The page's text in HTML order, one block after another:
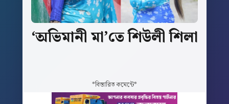
‘অভিমানী মা’তেশিউলী শিলা
*বিস্তারিত কমেন্টে*